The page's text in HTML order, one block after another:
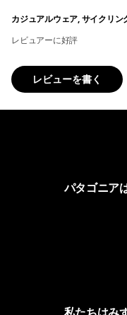
カジュアルウェア, サイクリン
レビュアーに好評
レビューを書く
パタゴニア